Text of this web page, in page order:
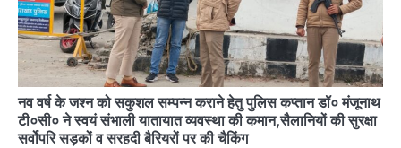
नव वर्ष के जश्न को सकुशल सम्पन्न कराने हेतु पुलिस कप्तान डॉ० मंजूनाथ
टी०सी० ने स्वयं संभाली यातायात व्यवस्था की कमान,सैलानियों की सुरक्षा
सर्वोपरि सड़कों व सरहदी बैरियरों पर की चैकिंग